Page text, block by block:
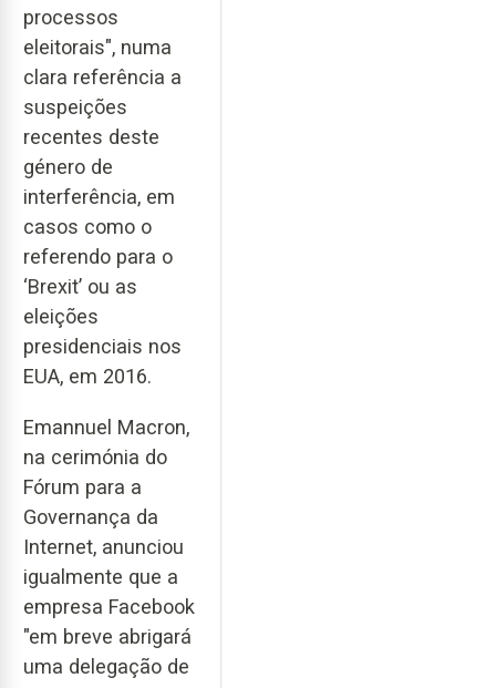
processos
eleitorais", numa
clara referência a
suspeições
recentes deste
género de
interferência, em
casos como o
referendo para o
‘Brexit’ ou as
eleições
presidenciais nos
EUA, em 2016.
Emannuel Macron,
na cerimónia do
Fórum para a
Governança da
Internet, anunciou
igualmente que a
empresa Facebook
"em breve abrigará
uma delegação de